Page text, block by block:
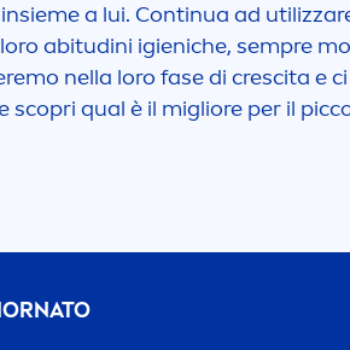
a lui. Continua ad
abitudini igieniche, sempre
nella loro fase di crescita e
scopri qual è il migliore per il